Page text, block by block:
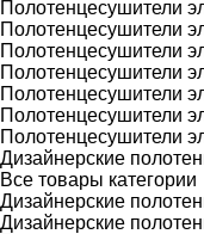
Полотенцесушители
Полотенцесушители
Полотенцесушители
Полотенцесушители
Полотенцесушители
Полотенцесушители
Полотенцесушители
Дизайнерские
Все товары категории
Дизайнерские
Дизайнерские